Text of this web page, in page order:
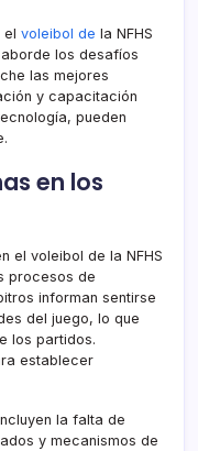
el voleibol de la NFHS
los desafíos
las mejores
y capacitación
pueden
en los
el voleibol de la NFHS
procesos de
informan sentirse
del juego, lo que
los partidos.
establecer
la falta de
y mecanismos de